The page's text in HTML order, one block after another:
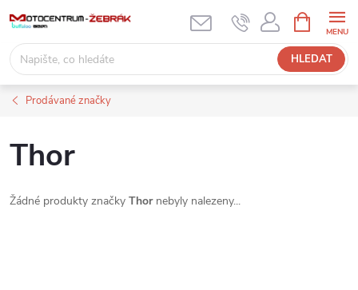
obsah
HLEDAT
NÁKUPNÍ
KOŠÍK
Prodávané značky
Thor
Žádné produkty značky Thornebyly nalezeny...